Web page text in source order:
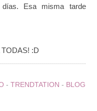
Esa misma tarde
TODAS! :D
- TRENDTATION - BLOG